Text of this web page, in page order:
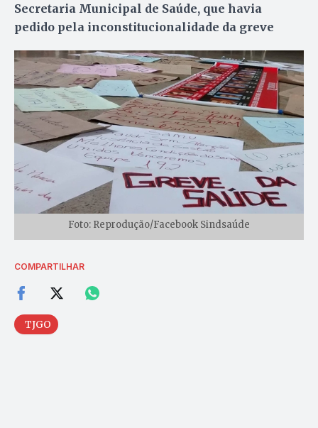
Secretaria Municipal de Saúde, que havia
pedido pela inconstitucionalidade da greve
Foto: Reprodução/Facebook Sindsaúde
COMPARTILHAR
TJGO